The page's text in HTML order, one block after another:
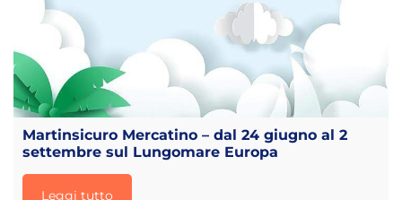
Martinsicuro Mercatino – dal 24 giugno al 2
settembre sul Lungomare Europa
Leggi tutto